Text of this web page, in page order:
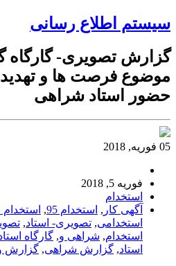
سیستم اطلاع رسانی
گزارش تصویری- گارگاه
موضوع فرصت ها و
حضور استاد شراهی
05 فوریه, 2018
فوریه 5, 2018
استخدام
آگهی کار , استخدام 95 , استخدام
استخدامی, تصویری- استاد,
استخدام, شراهی و, گارگاه
استاد, گزارش شراهی, گزارش